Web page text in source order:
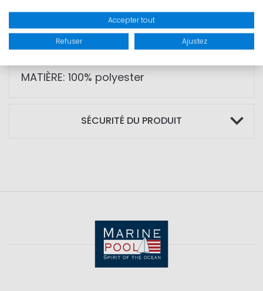
S - 100cm
M -115cm
L - 130cm
MATIÈRE: 100% polyester
SÉCURITÉ DU PRODUIT
Accepter tout
Refuser Ajustez